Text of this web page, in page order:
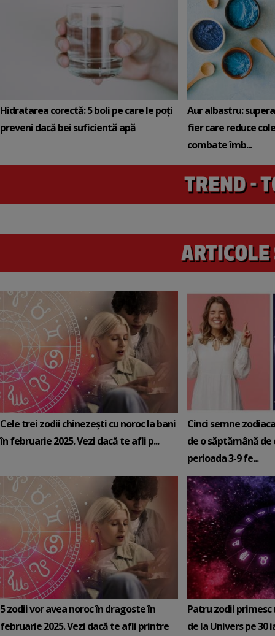
Hidratarea corectă: 5 boli pe care le poți
preveni dacă bei suficientă apă
Aur albastru:
fier care reduce
combate îmb...
Cele trei zodii chinezești cu noroc la bani
în februarie 2025. Vezi dacă te afli p...
Cinci semne
de o săptămână de
perioada 3-9 fe...
5 zodii vor avea noroc în dragoste în
februarie 2025. Vezi dacă te afli printre
Patru zodii primesc
de la Univers pe 30